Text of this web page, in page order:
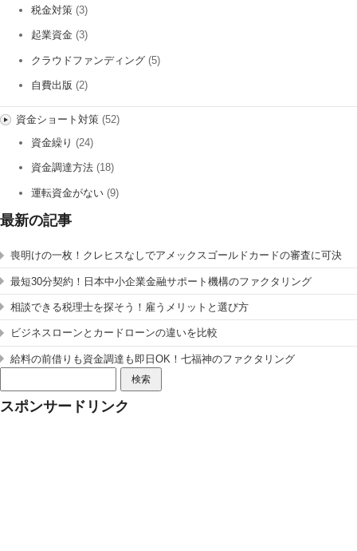
税金対策 (3)
起業資金 (3)
クラウドファンディング (5)
自費出版 (2)
資金ショート対策(52)
資金繰り (24)
資金調達方法 (18)
運転資金がない (9)
最新の記事
喪明けの一枚！クレヒスなしでアメックスゴールドカードの審査に可決
最短30分契約！日本中小企業金融サポート機構のファクタリング
相談できる税理士を探そう！雇うメリットと選び方
ビジネスローンとカードローンの違いを比較
給料の前借りも資金調達も即日OK！七福神のファクタリング
索:
スポンサードリンク